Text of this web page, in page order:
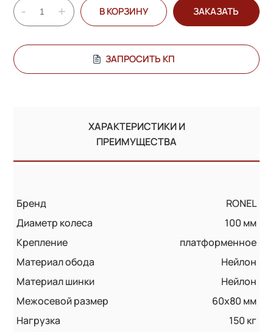
- + В КОРЗИНУ ЗАКАЗАТЬ
ЗАПРОСИТЬ КП
ХАРАКТЕРИСТИКИ И
ПРЕИМУЩЕСТВА
Бренд
RONEL
Диаметр колеса
100 мм
Крепление
платформенное
Материал обода
Нейлон
Материал шинки
Нейлон
Межосевой размер
60x80 мм
Нагрузка
150 кг